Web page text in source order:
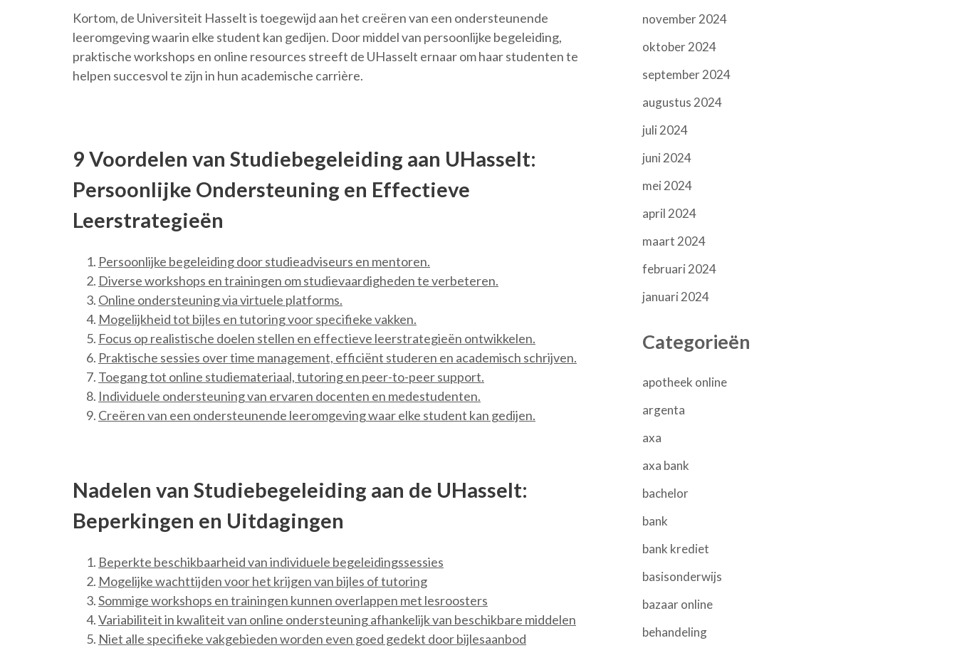
Kortom, de Universiteit Hasselt is toegewijd aan het creëren van een ondersteunende
leeromgeving waarin elke student kan gedijen. Door middel van persoonlijke begeleiding,
praktische workshops en online resources streeft de UHasselt ernaar om haar studenten te
helpen succesvol te zijn in hun academische carrière.
9 Voordelen van Studiebegeleiding aan UHasselt:
Persoonlijke Ondersteuning en Effectieve
Leerstrategieën
Persoonlijke begeleiding door studieadviseurs en mentoren.
Diverse workshops en trainingen om studievaardigheden te verbeteren.
Online ondersteuning via virtuele platforms.
Mogelijkheid tot bijles en tutoring voor specifieke vakken.
Focus op realistische doelen stellen en effectieve leerstrategieën ontwikkelen.
Praktische sessies over time management, efficiënt studeren en academisch schrijven.
Toegang tot online studiemateriaal, tutoring en peer-to-peer support.
Individuele ondersteuning van ervaren docenten en medestudenten.
Creëren van een ondersteunende leeromgeving waar elke student kan gedijen.
Nadelen van Studiebegeleiding aan de UHasselt:
Beperkingen en Uitdagingen
Beperkte beschikbaarheid van individuele begeleidingssessies
Mogelijke wachttijden voor het krijgen van bijles of tutoring
Sommige workshops en trainingen kunnen overlappen met lesroosters
Variabiliteit in kwaliteit van online ondersteuning afhankelijk van beschikbare middelen
Niet alle specifieke vakgebieden worden even goed gedekt door bijlesaanbod
november 2024
oktober 2024
september 2024
augustus 2024
juli 2024
juni 2024
mei 2024
april 2024
maart 2024
februari 2024
januari 2024
Categorieën
apotheek online
argenta
axa
axa bank
bachelor
bank
bank krediet
basisonderwijs
bazaar online
behandeling